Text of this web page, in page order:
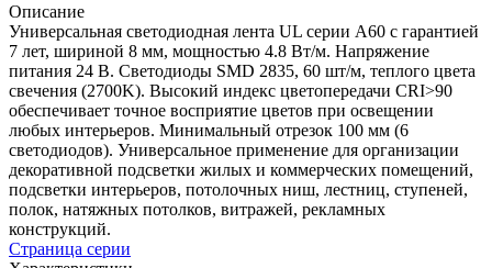
Описание
Универсальная светодиодная лента UL серии A60 с гарантией
7 лет, шириной 8 мм, мощностью 4.8 Вт/м. Напряжение
питания 24 В. Светодиоды SMD 2835, 60 шт/м, теплого цвета
свечения (2700K). Высокий индекс цветопередачи CRI>90
обеспечивает точное восприятие цветов при освещении
любых интерьеров. Минимальный отрезок 100 мм (6
светодиодов). Универсальное применение для организации
декоративной подсветки жилых и коммерческих помещений,
подсветки интерьеров, потолочных ниш, лестниц, ступеней,
полок, натяжных потолков, витражей, рекламных
конструкций.
Страница серии